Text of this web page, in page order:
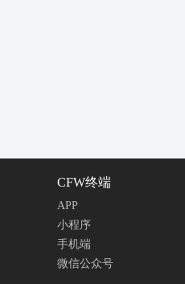
CFW终端
APP
小程序
手机端
微信公众号